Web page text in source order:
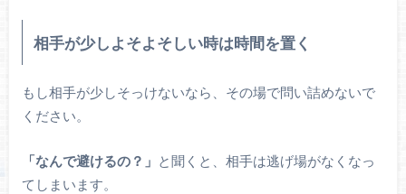
相手が少しよそよそしい時は時間を置く
もし相手が少しそっけないなら、その場で問い詰めないで
ください。
「なんで避けるの？」 と聞くと、相手は逃げ場がなくなっ
てしまいます。